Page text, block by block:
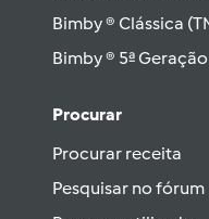
Bimby ® Clássica
Bimby ® 5ª
Procurar
Procurar receita
Pesquisar no fórum